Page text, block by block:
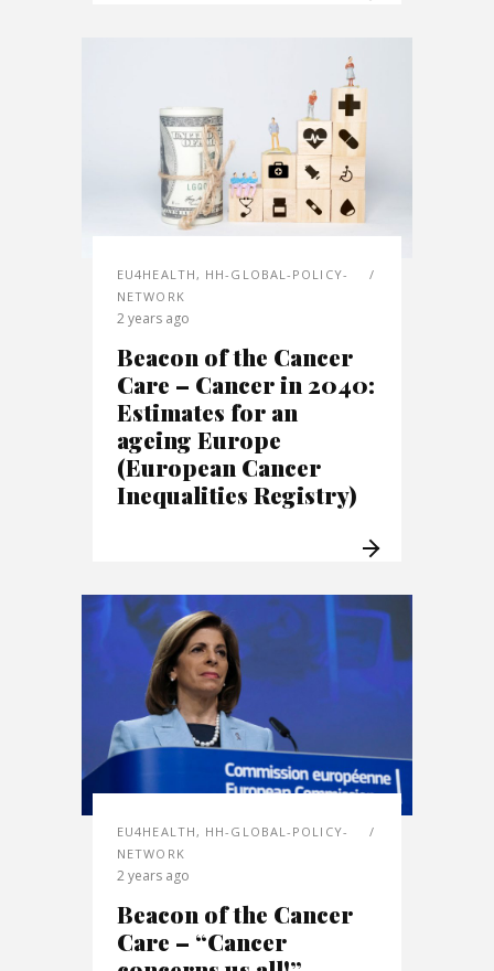
EU4HEALTH , HH-GLOBAL-POLICY-
NETWORK
2 years ago
Beacon of the Cancer
Care – Cancer in 2040:
Estimates for an
ageing Europe
(European Cancer
Inequalities Registry)
EU4HEALTH, HH-GLOBAL-POLICY-
NETWORK
2 years ago
Beacon of the Cancer
Care – “Cancer